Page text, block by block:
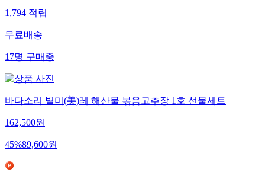
1,794적립
무료배송
17명구매중
바다소리 별미(美)레 해산물 볶음고추장 1호 선물세트
162,500원
45%89,600원